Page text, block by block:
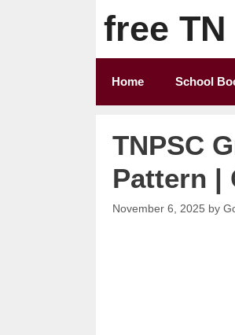
free
Home School
TNPSC
Pattern |
November 6, 2025 by